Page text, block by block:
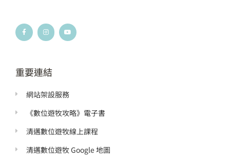
F
a
k
-
I
n
a
m
Y
o
重要連結
網站架設服務
《數位遊牧攻略》電子書
清邁數位遊牧線上課程
清邁數位遊牧 Google 地圖